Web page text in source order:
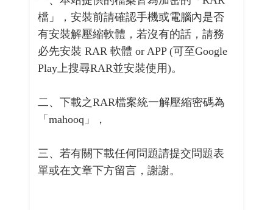
檔」，安裝前請確認手機或電腦內是否
有安裝解壓縮軟體，若沒有的話，請務
必先安裝 RAR 軟體 or APP (可至Google
Play上搜尋RAR並安裝使用)。
二、下載之RAR檔案統一解壓縮密碼為
「mahooq」，
三、若有關下載任何問題請提交問題表
單或在文章下方留言，謝謝。